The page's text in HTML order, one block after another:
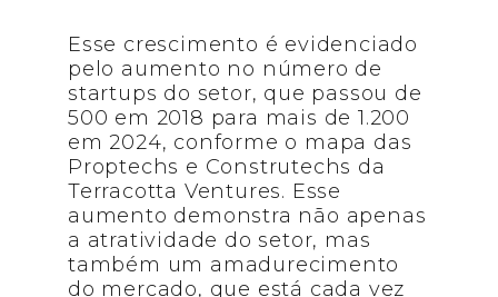
Esse crescimento é evidenciado
pelo aumento no número de
startups do setor, que passou de
500 em 2018 para mais de 1.200
em 2024, conforme o mapa das
Proptechs e Construtechs da
Terracotta Ventures. Esse
aumento demonstra não apenas
a atratividade do setor, mas
também um amadurecimento
do mercado, que está cada vez